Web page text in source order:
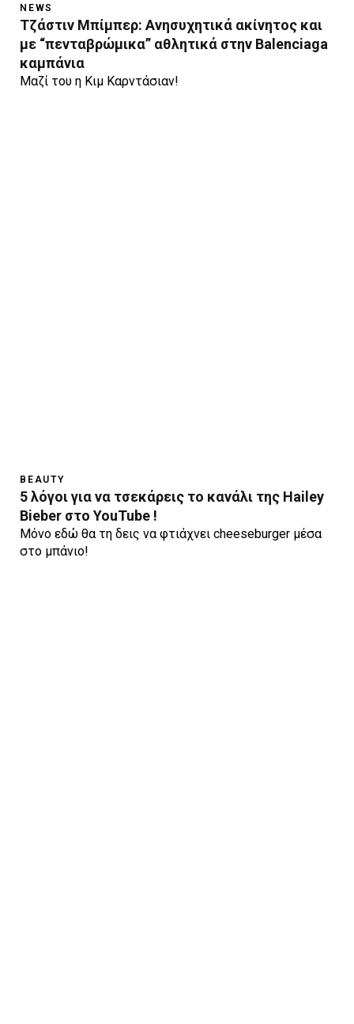
NEWS
Τζάστιν Μπίμπερ: Ανησυχητικά ακίνητος και
με “πενταβρώμικα” αθλητικά στην Balenciaga
καμπάνια
Μαζί του η Κιμ Καρντάσιαν!
BEAUTY
5 λόγοι για να τσεκάρεις το κανάλι της Hailey
Bieber στο YouTube !
Μόνο εδώ θα τη δεις να φτιάχνει cheeseburger μέσα
στο μπάνιο!